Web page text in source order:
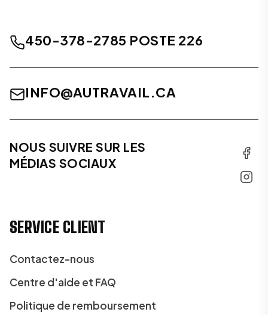
450-378-2785 POSTE 226
INFO@AUTRAVAIL.CA
NOUS SUIVRE SUR LES
MÉDIAS SOCIAUX
SERVICE CLIENT
Contactez-nous
Centre d'aide et FAQ
Politique de remboursement